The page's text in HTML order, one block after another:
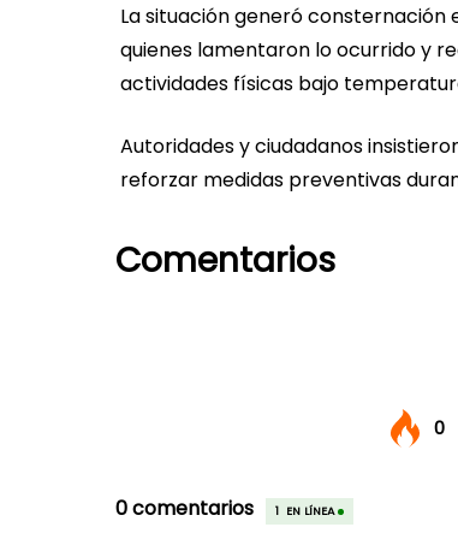
La situación generó
quienes lamentaron lo ocurrido y
actividades físicas bajo
Autoridades y ciudadanos
reforzar medidas preventivas
Comentarios